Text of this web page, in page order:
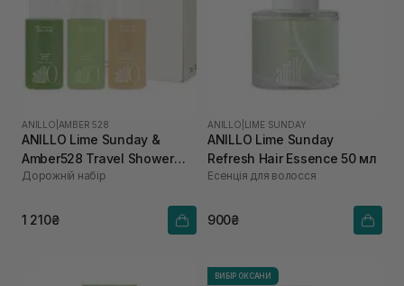
ANILLO AMBER 528
ANILLO Lime Sunday &
Amber528 Travel Shower
Set
Дорожній набір
1 210₴
ANILLO LIME SUNDAY
ANILLO Lime Sunday
Refresh Hair Essence 50 мл
Есенція для волосся
900₴
ВИБІР ОКСАНИ